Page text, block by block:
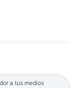
a tus medios